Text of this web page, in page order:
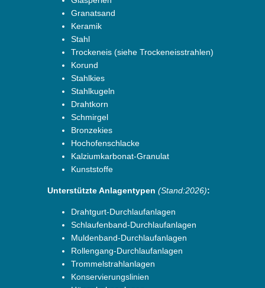
Granatsand
Keramik
Stahl
Trockeneis (siehe Trockeneisstrahlen)
Korund
Stahlkies
Stahlkugeln
Drahtkorn
Schmirgel
Bronzekies
Hochofenschlacke
Kalziumkarbonat-Granulat
Kunststoffe
Unterstützte Anlagentypen (Stand:2026):
Drahtgurt-Durchlaufanlagen
Schlaufenband-Durchlaufanlagen
Muldenband-Durchlaufanlagen
Rollengang-Durchlaufanlagen
Trommelstrahlanlagen
Konservierungslinien